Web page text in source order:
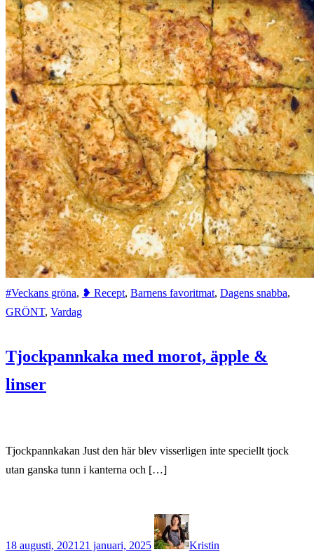
#Veckans gröna, ❥ Recept, Barnens favoritmat, Dagens snabba,
GRÖNT, Vardag
Tjockpannkaka med morot, äpple &
linser
Tjockpannkakan Just den här blev visserligen inte speciellt tjock
utan ganska tunn i kanterna och […]
18 augusti, 2021 21 januari, 2025 Kristin